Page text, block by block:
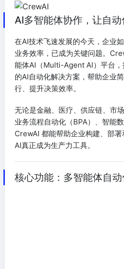
AI多智能体协作，让自
在AI技术飞速发展的今天，企业
业务效率，已成为关键问题。
能体AI（Multi-Agent AI）平台
的AI自动化解决方案，帮助企业
行、提升决策效率。
无论是金融、医疗、供应链、市
业务流程自动化（BPA）、智能
CrewAI 都能帮助企业构建、部
AI真正成为生产力工具。
核心功能：多智能体自